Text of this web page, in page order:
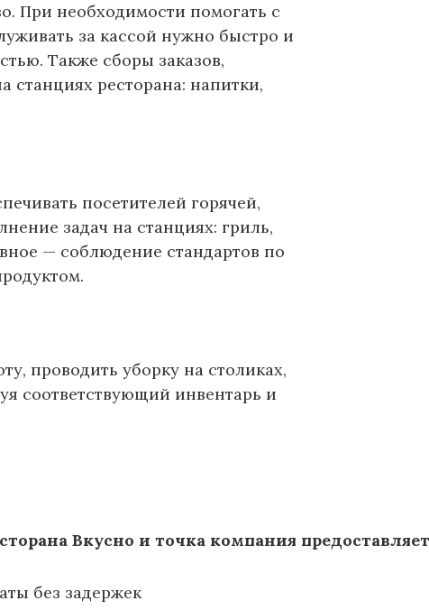
При необходимости помогать с
за кассой нужно быстро и
Также сборы заказов,
станциях ресторана: напитки,
посетителей горячей,
задач на станциях: гриль,
— соблюдение стандартов по
проводить уборку на столиках,
соответствующий инвентарь и
Вкусно и точка компания
без задержек